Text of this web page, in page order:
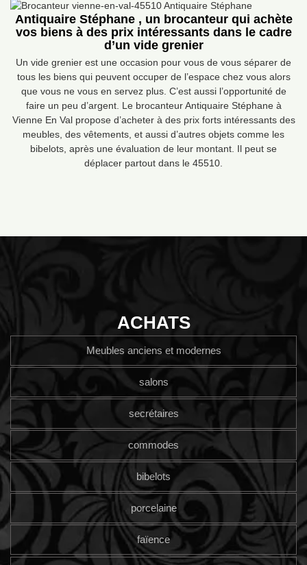
Antiquaire Stéphane , un brocanteur qui achète
vos biens à des prix intéressants dans le cadre
d’un vide grenier
Un vide grenier est une occasion pour vous de vous séparer de
tous les biens qui peuvent occuper de l’espace chez vous alors
que vous ne vous en servez plus. C’est aussi l’opportunité de
faire un peu d’argent. Le brocanteur Antiquaire Stéphane à
Vienne En Val propose d’acheter à des prix forts intéressants des
meubles, des vêtements, et aussi d’autres objets comme les
bibelots, après une évaluation de leur montant. Il peut se
déplacer partout dans le 45510.
ACHATS
Meubles anciens et modernes
salons
secrétaires
commodes
bibelots
porcelaine
faïence